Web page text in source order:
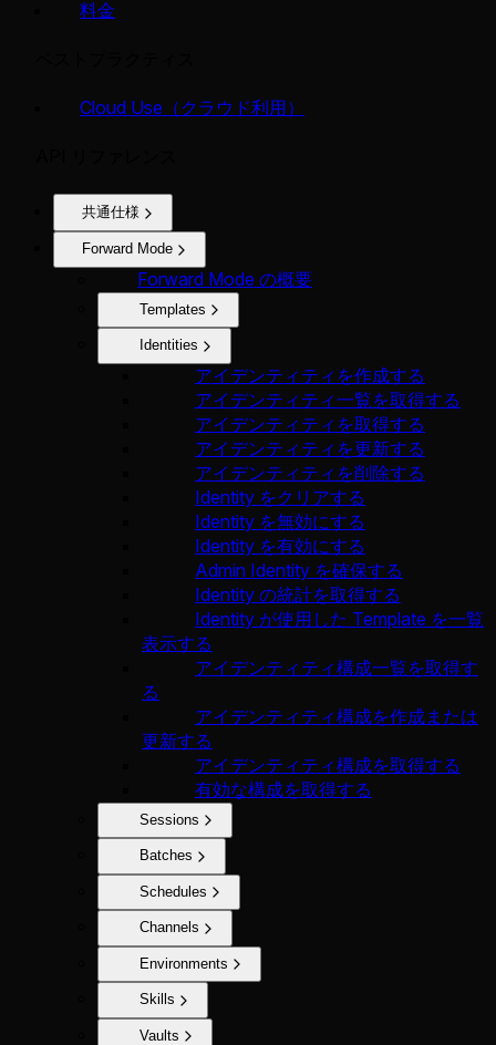
料金
Cloud Use（クラウド利用）
共通仕様
Forward Mode
Forward Mode の概要
Templates
Identities
アイデンティティを作成する
アイデンティティ一覧を取得する
アイデンティティを取得する
アイデンティティを更新する
アイデンティティを削除する
Identity をクリアする
Identity を無効にする
Identity を有効にする
Admin Identity を確保する
Identity の統計を取得する
Identity が使用した Template を一覧
表示する
アイデンティティ構成一覧を取得す
る
アイデンティティ構成を作成または
更新する
アイデンティティ構成を取得する
有効な構成を取得する
Sessions
Batches
Schedules
Channels
Environments
Skills
Vaults